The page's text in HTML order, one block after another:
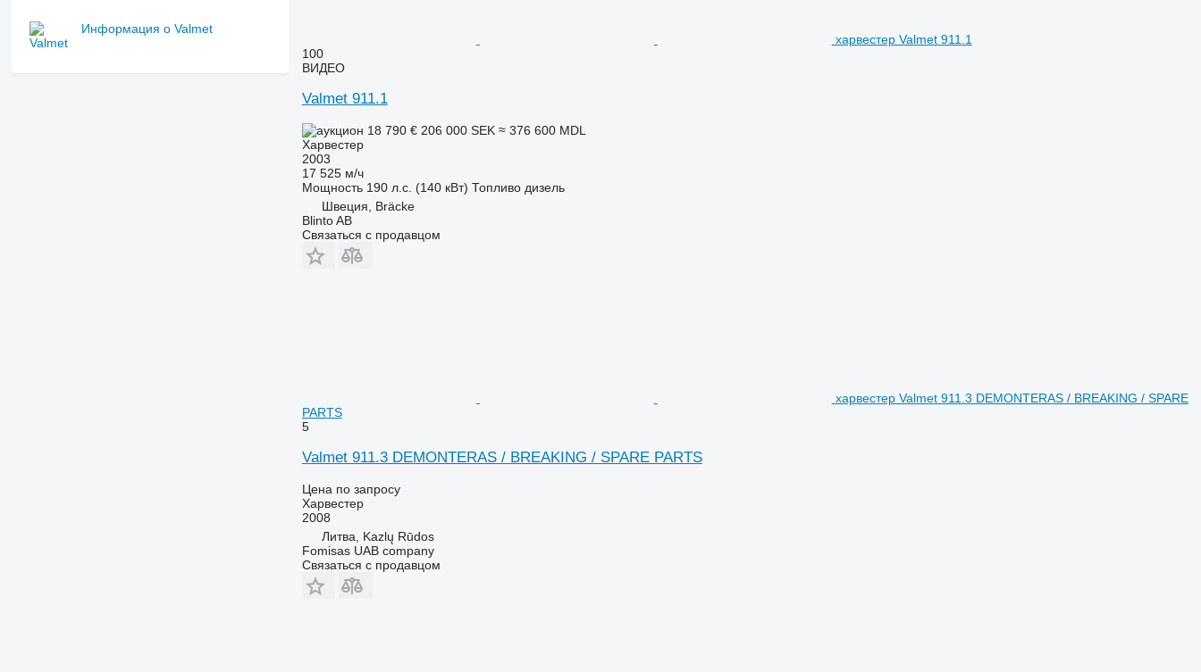
Информация о Valmet
харвестер Valmet 911.1
100
ВИДЕО
Valmet 911.1
18 790 € 206 000 SEK ≈ 376 600 MDL
Харвестер
2003
17 525 м/ч
Мощность 190 л.с. (140 кВт) Топливо дизель
Швеция, Bräcke
Blinto AB
Связаться с продавцом
харвестер Valmet 911.3 DEMONTERAS / BREAKING / SPARE
PARTS
5
Valmet 911.3 DEMONTERAS / BREAKING / SPARE PARTS
Цена по запросу
Харвестер
2008
Литва, Kazlų Rūdos
Fomisas UAB company
Связаться с продавцом